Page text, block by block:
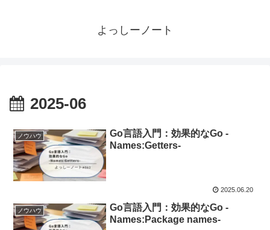
よっしーノート
2025-06
ノウハウ
Go言語入門：効果的なGo -
Names:Getters-
2025.06.20
ノウハウ
Go言語入門：効果的なGo -
Names:Package names-